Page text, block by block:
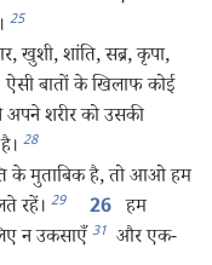
25
खुशी, शांति, सब्र, कृपा,
ऐसी बातों के खिलाफ कोई
अपने शरीर को उसकी
28
के मुताबिक है, तो आओ हम
रहें। 29 26 हम
न उकसाएँ 31 और एक-